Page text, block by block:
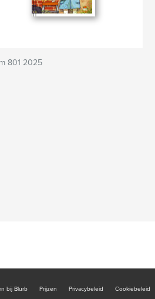
801 2025
bij Blurb Prijzen Privacybeleid Cookiebeleid